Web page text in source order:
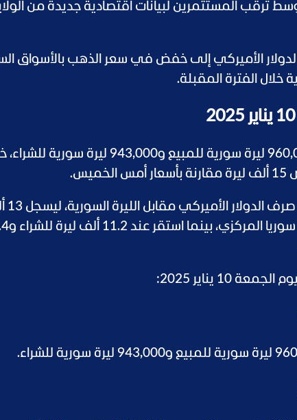
ترقب المستثمرين لبيانات اقتصادية جديدة من
الأميركي إلى خفض في سعر الذهب بالأسواق
الفترة المقبلة.
سجل سعر غرام الذهب عيار 24 في سوريا 960,000 ليرة سورية للمبيع و943,000 ليرة
وشهدت
ليرة للشراء و13.1 ألف ليرة
يناير 2025: